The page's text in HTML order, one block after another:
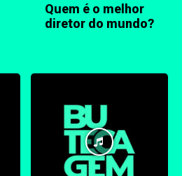
Quem é o melhor
diretor do mundo?